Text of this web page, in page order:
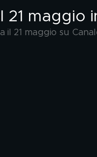
maggio
21 maggio su